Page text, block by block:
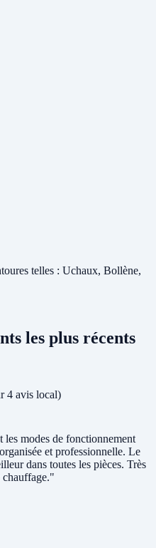
telles : Uchaux, Bollène,
les plus récents
4 avis local)
les modes de fonctionnement
et professionnelle. Le
dans toutes les pièces. Très
chauffage."